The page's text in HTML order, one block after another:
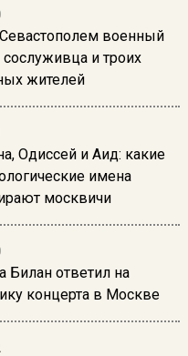
военный
сослуживца и троих
жителей
Одиссей и Аид: какие
имена
москвичи
Билан ответил на
концерта в Москве